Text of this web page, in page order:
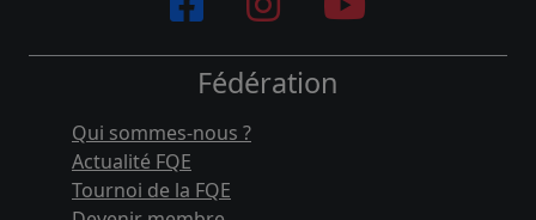
Fédération
Qui sommes-nous ?
Actualité FQE
Tournoi de la FQE